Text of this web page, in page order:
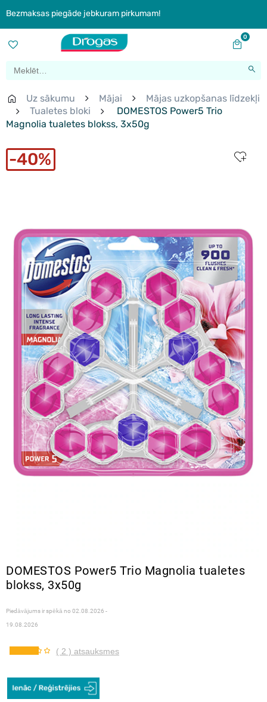
Bezmaksas piegāde jebkuram pirkumam!
0
Uz sākumu Mājai
Mājas uzkopšanas līdzekļi
Tualetes bloki
DOMESTOS Power5 Trio
Magnolia tualetes blokss, 3x50g
40%
DOMESTOS Power5 Trio Magnolia tualetes
blokss, 3x50g
Piedāvājums ir spēkā no 02.08.2026 -
19.08.2026
( 2 ) atsauksmes